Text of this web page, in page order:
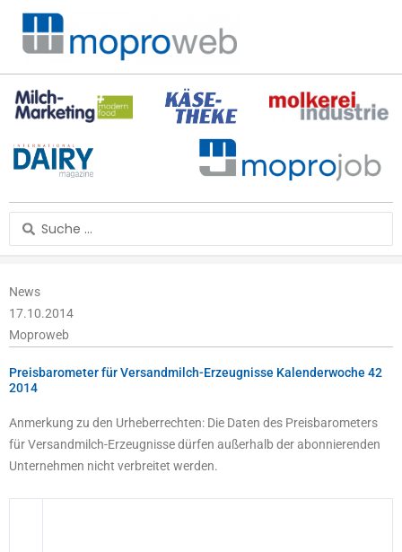
Zum
Inhalt
springen
Search
...
News
17.10.2014
Moproweb
Preisbarometer für Versandmilch-Erzeugnisse Kalenderwoche 42
2014
Anmerkung zu den Urheberrechten: Die Daten des Preisbarometers
für Versandmilch-Erzeugnisse dürfen außerhalb der abonnierenden
Unternehmen nicht verbreitet werden.